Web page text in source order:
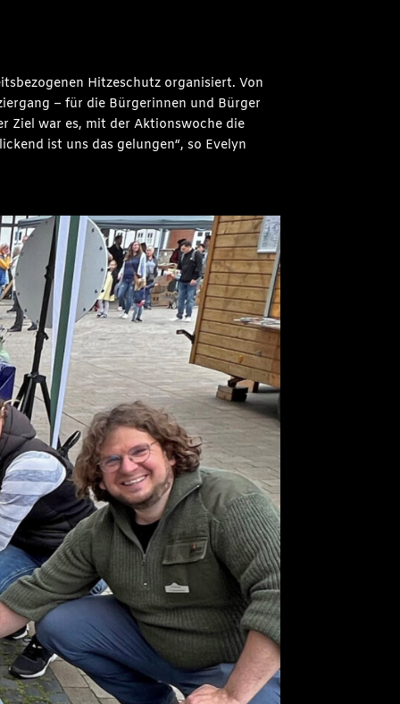
Hitzeschutz organisiert. Von
– für die Bürgerinnen und Bürger
Ziel war es, mit der Aktionswoche die
ist uns das gelungen“, so Evelyn